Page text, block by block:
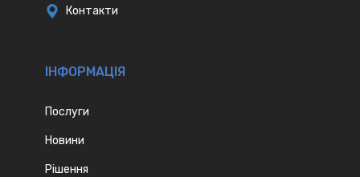
Контакти
IНФОРМАЦІЯ
Послуги
Новини
Рішення